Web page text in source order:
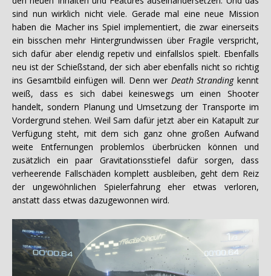
sind nun wirklich nicht viele. Gerade mal eine neue Mission
haben die Macher ins Spiel implementiert, die zwar einerseits
ein bisschen mehr Hintergrundwissen über Fragile verspricht,
sich dafür aber elendig repetiv und einfallslos spielt. Ebenfalls
neu ist der Schießstand, der sich aber ebenfalls nicht so richtig
ins Gesamtbild einfügen will. Denn wer Death Strandingkennt
weiß, dass es sich dabei keineswegs um einen Shooter
handelt, sondern Planung und Umsetzung der Transporte im
Vordergrund stehen. Weil Sam dafür jetzt aber ein Katapult zur
Verfügung steht, mit dem sich ganz ohne großen Aufwand
weite Entfernungen problemlos überbrücken können und
zusätzlich ein paar Gravitationsstiefel dafür sorgen, dass
verheerende Fallschäden komplett ausbleiben, geht dem Reiz
der ungewöhnlichen Spielerfahrung eher etwas verloren,
anstatt dass etwas dazugewonnen wird.